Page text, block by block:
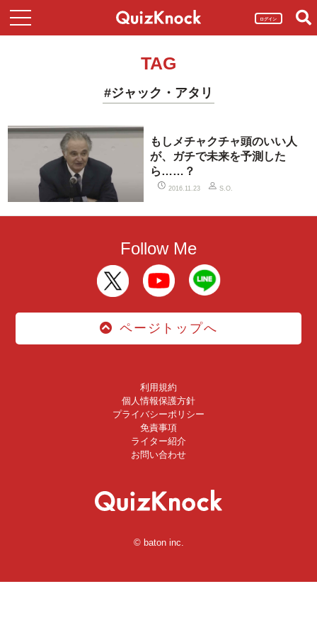
ログイン
TAG
#ジャック・アタリ
もしメチャクチャ頭のいい人
が、ガチで未来を予測した
ら……？
2016.11.23 S.O.
Follow Me
ページトップへ
利用規約
個人情報保護方針
プライバシーポリシー
免責事項
ライター紹介
お問い合わせ
© baton inc.